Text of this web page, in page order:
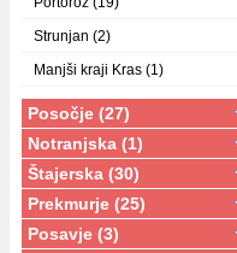
Strunjan (2)
Manjši kraji Kras (1)
Posočje (27)
Notranjska (1)
Štajerska (30)
Prekmurje (25)
Posavje (3)